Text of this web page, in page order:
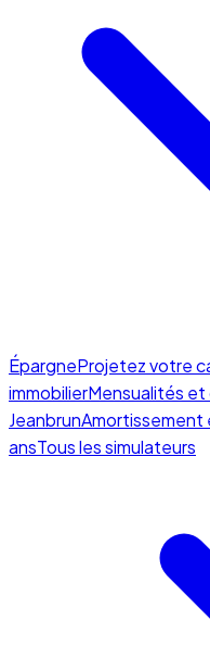
ÉpargneProjetez votre
immobilierMensualités
JeanbrunAmortissement
ansTous les simulateurs